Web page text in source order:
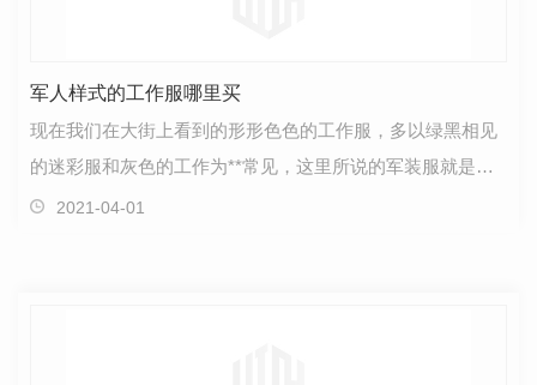
军人样式的工作服哪里买
现在我们在大街上看到的形形色色的工作服，多以绿黑相见
的迷彩服和灰色的工作为**常见，这里所说的军装服就是我
们常说的军装服，除此之外，其他的视为其他工作服。…
2021-04-01